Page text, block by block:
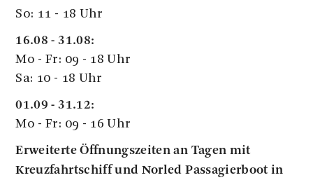
So: 11 - 18 Uhr
16.08 - 31.08:
Mo - Fr: 09 - 18 Uhr
Sa: 10 - 18 Uhr
01.09 - 31.12:
Mo - Fr: 09 - 16 Uhr
Erweiterte Öffnungszeiten an Tagen mit
Kreuzfahrtschiff und Norled Passagierboot in